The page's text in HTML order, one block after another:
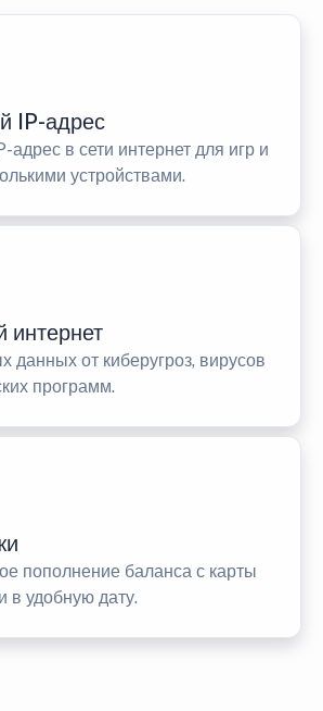
IP-адрес
адрес в сети интернет для игр и
устройствами.
интернет
данных от киберугроз, вирусов
программ.
пополнение баланса с карты
в удобную дату.